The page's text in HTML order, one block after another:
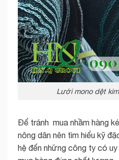
Lưới mono dệt
Để tránh mua nhầm hàng
nông dân nên tìm hiểu kỹ
hệ đến những công ty có